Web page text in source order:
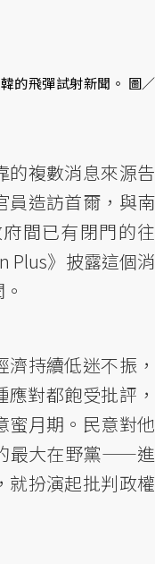
的飛彈試射新聞。 圖／
的複數消息來源告
員造訪首爾，與南
間已有閉門的往
Plus》披露這個消
持續低迷不振，
應對都飽受批評，
蜜月期。民意對他
最大在野黨——進
就扮演起批判政權